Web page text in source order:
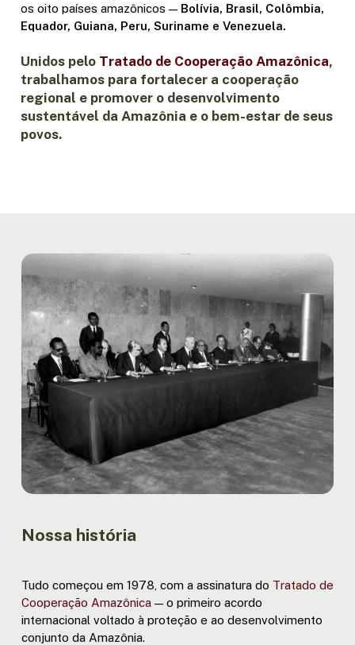
os oito países amazônicos — Bolívia, Brasil, Colômbia,
Equador, Guiana, Peru, Suriname e Venezuela.
Unidos pelo Tratado de Cooperação Amazônica,
trabalhamos para fortalecer a cooperação
regional e promover o desenvolvimento
sustentável da Amazônia e o bem-estar de seus
povos.
Nossa história
Tudo começou em 1978, com a assinatura do Tratado de
Cooperação Amazônica — o primeiro acordo
internacional voltado à proteção e ao desenvolvimento
conjunto da Amazônia.